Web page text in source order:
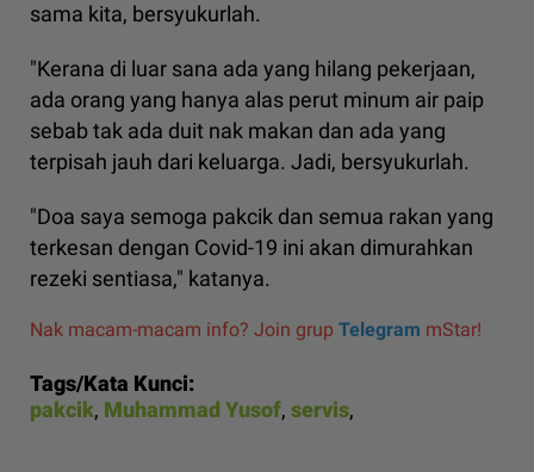
sama kita, bersyukurlah.
"Kerana di luar sana ada yang hilang pekerjaan,
ada orang yang hanya alas perut minum air paip
sebab tak ada duit nak makan dan ada yang
terpisah jauh dari keluarga. Jadi, bersyukurlah.
"Doa saya semoga pakcik dan semua rakan yang
terkesan dengan Covid-19 ini akan dimurahkan
rezeki sentiasa," katanya.
Nak macam-macam info? Join grup Telegram mStar!
Tags/Kata Kunci:
pakcik, Muhammad Yusof, servis,